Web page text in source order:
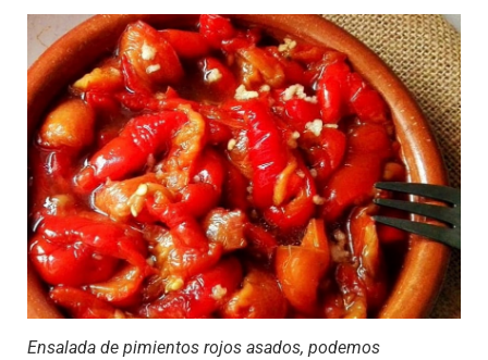
Ensalada de pimientos rojos asados, podemos